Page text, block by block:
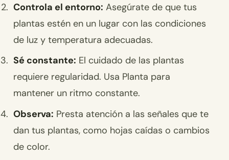
Controla el entorno: Asegúrate de que tus
plantas estén en un lugar con las condiciones
de luz y temperatura adecuadas.
Sé constante: El cuidado de las plantas
requiere regularidad. Usa Planta para
mantener un ritmo constante.
Observa: Presta atención a las señales que te
dan tus plantas, como hojas caídas o cambios
de color.